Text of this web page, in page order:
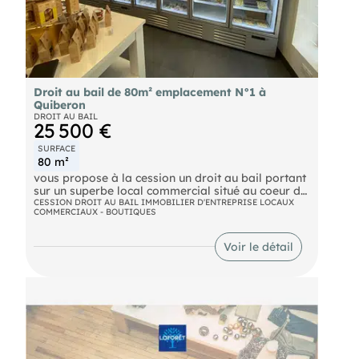
Droit au bail de 80m² emplacement N°1 à
Quiberon
DROIT AU BAIL
25 500 €
SURFACE
80 m²
vous propose à la cession un droit au bail portant
sur un superbe local commercial situé au coeur de
Quiberon, sur un emplacement d'angle offrant une
excellente visibilité et un flux piéton permanent.
qualité, ce commerce bénéficie d'un agencement
moderne, lumineux et immédiatement exploitable.
- Surface d'environ 80 m²
- Magasin entièrement refait à neuf
- Vitrine réfrigérée et mobilierde qualité
- Linéaire complet de meubles frigorifiques vitrés
CESSION DROIT AU BAIL IMMOBILIER D'ENTREPRISE LOCAUX
COMMERCIAUX - BOUTIQUES
Voir le détail